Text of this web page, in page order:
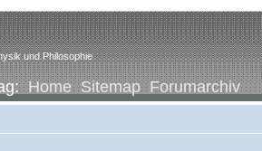
und Philosophie
Home Sitemap Forumarchiv